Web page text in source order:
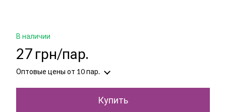
В наличии
27 грн/пар.
Оптовые цены от 10 пар.
Купить